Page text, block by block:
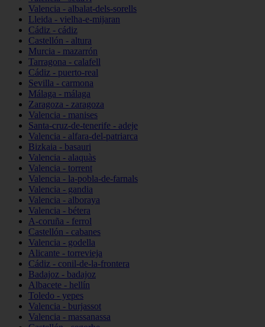
Valencia - albalat-dels-sorells
Lleida - vielha-e-mijaran
Cádiz - cádiz
Castellón - altura
Murcia - mazarrón
Tarragona - calafell
Cádiz - puerto-real
Sevilla - carmona
Málaga - málaga
Zaragoza - zaragoza
Valencia - manises
Santa-cruz-de-tenerife - adeje
Valencia - alfara-del-patriarca
Bizkaia - basauri
Valencia - alaquàs
Valencia - torrent
Valencia - la-pobla-de-farnals
Valencia - gandia
Valencia - alboraya
Valencia - bétera
A-coruña - ferrol
Castellón - cabanes
Valencia - godella
Alicante - torrevieja
Cádiz - conil-de-la-frontera
Badajoz - badajoz
Albacete - hellín
Toledo - yepes
Valencia - burjassot
Valencia - massanassa